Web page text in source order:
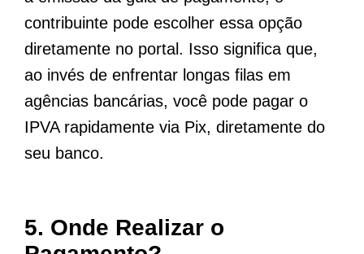
contribuinte pode escolher essa opção
diretamente no portal. Isso significa que,
ao invés de enfrentar longas filas em
agências bancárias, você pode pagar o
IPVA rapidamente via Pix, diretamente do
seu banco.
5. Onde Realizar o